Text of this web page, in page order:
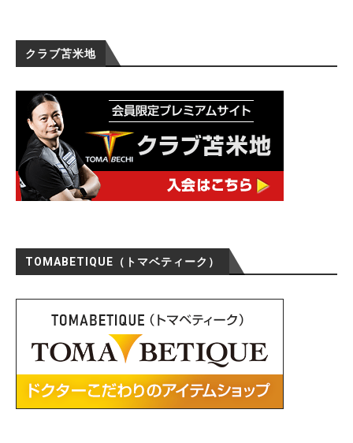
クラブ苫米地
TOMABETIQUE（トマベティーク）